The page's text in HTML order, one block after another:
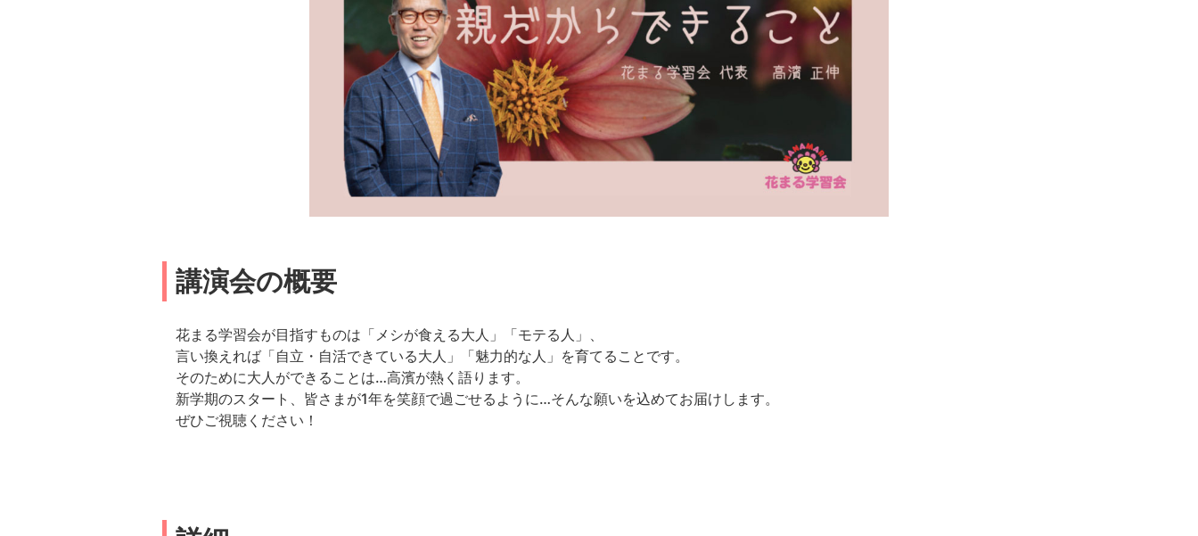
講演会の概要
花まる学習会が目指すものは「メシが食える大人」「モテる人」、
言い換えれば「自立・自活できている大人」「魅力的な人」を育てることです。
そのために大人ができることは…高濱が熱く語ります。
新学期のスタート、皆さまが1年を笑顔で過ごせるように…そんな願いを込めてお届けします。
ぜひご視聴ください！